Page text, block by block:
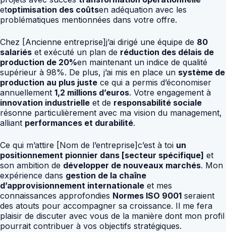
etoptimisation des coûtsen adéquation avec les
problématiques mentionnées dans votre offre.
Chez [Ancienne entreprise]j’ai dirigé une équipe de 80
salariés et exécuté un plan de réduction des délais de
production de 20%en maintenant un indice de qualité
supérieur à 98%. De plus, j’ai mis en place un système de
production au plus juste ce qui a permis d’économiser
annuellement 1,2 millions d’euros. Votre engagement à
innovation industrielle et de responsabilité sociale
résonne particulièrement avec ma vision du management,
alliant performances et durabilité.
Ce qui m’attire [Nom de l’entreprise]c’est à toi un
positionnement pionnier dans [secteur spécifique] et
son ambition de développer de nouveaux marchés. Mon
expérience dans gestion de la chaîne
d’approvisionnement internationale et mes
connaissances approfondies Normes ISO 9001 seraient
des atouts pour accompagner sa croissance. Il me fera
plaisir de discuter avec vous de la manière dont mon profil
pourrait contribuer à vos objectifs stratégiques.